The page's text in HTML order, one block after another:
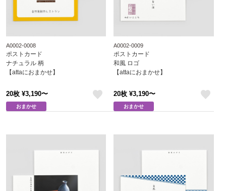
A0002-0008
ポストカード
ナチュラル 柄
【attaにおまかせ】
20枚 ¥3,190〜
おまかせ
A0002-0009
ポストカード
和風 ロゴ
【attaにおまかせ】
20枚 ¥3,190〜
おまかせ